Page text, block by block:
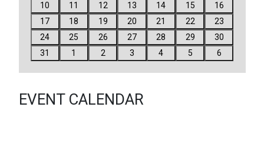
10
11 12 13 14 15
16
17
18 19 20 21 22
23
24
25 26 27 28 29
30
31
1 2 3 4 5 6
EVENT CALENDAR